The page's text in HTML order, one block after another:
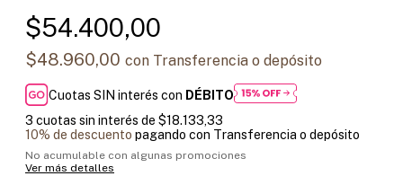
$54.400,00
$48.960,00 con Transferencia o depósito
Cuotas SIN interés con DÉBITO
3 cuotas sin interés de $18.133,33
10% de descuento pagando con Transferencia o depósito
No acumulable con algunas promociones
Ver más detalles